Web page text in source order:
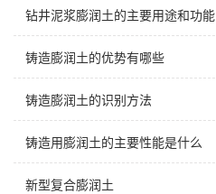
钻井泥浆膨润土的主要用途和功能
铸造膨润土的优势有哪些
铸造膨润土的识别方法
铸造用膨润土的主要性能是什么
新型复合膨润土